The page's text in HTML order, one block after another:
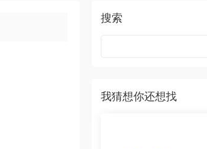
搜索
我猜想你还想找